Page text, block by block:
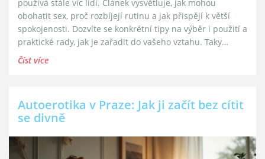
používá stále víc lidí. Článek vysvětluje, jak mohou
obohatit sex, proč rozbíjejí rutinu a jak přispějí k větší
spokojenosti. Dozvíte se konkrétní tipy na výběr i použití a
praktické rady, jak je zařadit do vašeho vztahu. Taky
rozbijeme několik mýtů a podíváme se na nejčastější
Číst více
Autoerotika v Praze: Jak ji začít bez cítit
se divně